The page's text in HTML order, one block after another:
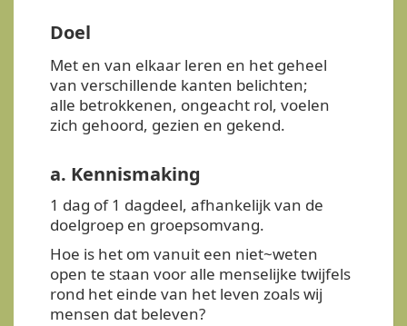
Doel
Met en van elkaar leren en het geheel
van verschillende kanten belichten;
alle betrokkenen, ongeacht rol, voelen
zich gehoord, gezien en gekend.
a. Kennismaking
1 dag of 1 dagdeel, afhankelijk van de
doelgroep en groepsomvang.
Hoe is het om vanuit een niet~weten
open te staan voor alle menselijke twijfels
rond het einde van het leven zoals wij
mensen dat beleven?